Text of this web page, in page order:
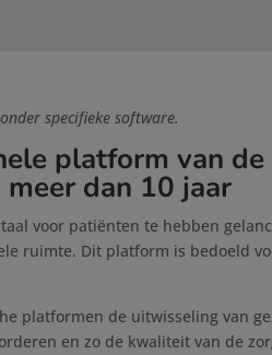
specifieke software.
platform van
dan 10 jaar
voor patiënten te hebben
ruimte. Dit platform is bedoeld
platformen de uitwisseling van
en zo de kwaliteit van de